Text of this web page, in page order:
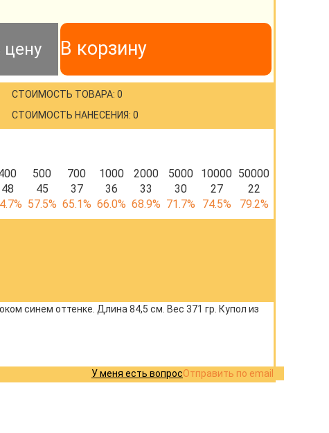
цену В корзину
СТОИМОСТЬ ТОВАРА: 0
СТОИМОСТЬ НАНЕСЕНИЯ: 0
500 700 1000 2000 5000 10000 50000
48 45 37 36 33 30 27
22
57.5% 65.1% 66.0% 68.9% 71.7% 74.5% 79.2%
синем оттенке. Длина 84,5 см. Вес 371 гр. Купол из
Отправить по email
У меня есть вопрос